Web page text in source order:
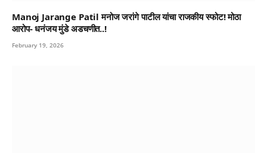
Manoj Jarange Patil मनोज जरांगे पाटील यांचा राजकीय स्फोट! मोठा
आरोप- धनंजय मुंडे अडचणीत..!
February 19, 2026